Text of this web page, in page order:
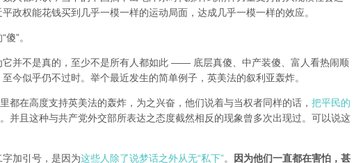
政权能花钱买到几乎一模一样的运动局面，达成几乎一模一样的效应。
”。
它并不是真的，至少不是所有人都如此 —— 底层真傻、中产装傻、富人看热闹顺
今似乎仍不过时。举个最近发生的简单例子，英美法的叙利亚轰炸。
都在高度支持英美法的轰炸，为之兴奋，他们说着与当权者同样的话， 把平民的
。并且这种与共产党外交部所表达之态度截然相反的现象曾多次出现过。可以说这
加引号，是因为这些人除了说梦话之外从无“私下”。
因为他们一直都在害怕，甚